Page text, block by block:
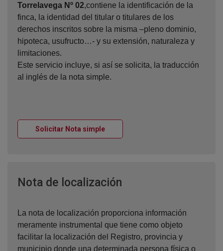
Torrelavega Nº 02,contiene la identificación de la
finca, la identidad del titular o titulares de los
derechos inscritos sobre la misma –pleno dominio,
hipoteca, usufructo…- y su extensión, naturaleza y
limitaciones.
Este servicio incluye, si así se solicita, la traducción
al inglés de la nota simple.
Solicitar Nota simpleVentana nueva
Nota de localización
La nota de localización proporciona información
meramente instrumental que tiene como objeto
facilitar la localización del Registro, provincia y
municipio donde una determinada persona física o